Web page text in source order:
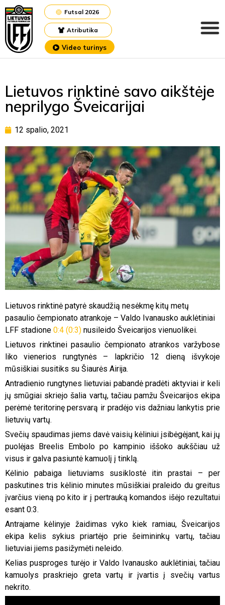
Atributika
Futsal 2026
Video turinys
Lietuvos rinktinė savo aikštėje
neprilygo Šveicarijai
12 spalio, 2021
Lietuvos rinktinė patyrė skaudžią nesėkmę kitų metų
pasaulio čempionato atrankoje – Valdo Ivanausko auklėtiniai
LFF stadione 0:4 (0:3) nusileido Šveicarijos vienuolikei.
Lietuvos rinktinei pasaulio čempionato atrankos varžybose
liko vienerios rungtynės – lapkričio 12 dieną išvykoje
mūsiškiai susitiks su Šiaurės Airija.
Antradienio rungtynes lietuviai pabandė pradėti aktyviai ir keli
jų smūgiai skriejo šalia vartų, tačiau pamžu Šveicarijos ekipa
perėmė teritorinę persvarą ir pradėjo vis dažniau lankytis prie
lietuvių vartų.
Svečių spaudimas jiems davė vaisių kėliniui įsibėgėjant, kai jų
puolėjas Breelis Embolo po kampinio iššoko aukščiau už
visus ir galva pasiuntė kamuolį į tinklą.
Kėlinio pabaiga lietuviams susiklostė itin prastai – per
paskutines tris kėlinio minutes mūsiškiai praleido du greitus
įvarčius vieną po kito ir į pertrauką komandos išėjo rezultatui
esant 0:3.
Antrajame kėlinyje žaidimas vyko kiek ramiau, Šveicarijos
ekipa kelis sykius priartėjo prie šeimininkų vartų, tačiau
lietuviai jiems pasižymėti neleido.
Kelias pusproges turėjo ir Valdo Ivanausko auklėtiniai, tačiau
kamuolys praskriejo greta vartų ir įvartis į svečių vartus
nekrito.